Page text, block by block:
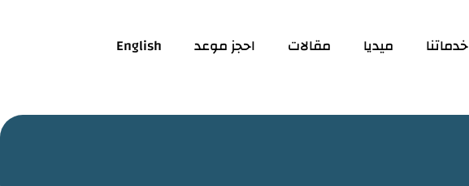
خدماتنا ميديا مقالات احجز موعد English